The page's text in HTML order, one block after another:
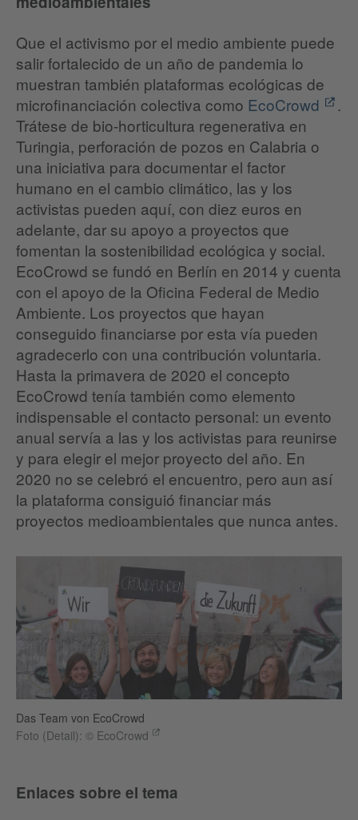
Que el activismo por el medio ambiente puede
salir fortalecido de un año de pandemia lo
muestran también plataformas ecológicas de
microfinanciación colectiva como EcoCrowd
.
Trátese de bio-horticultura regenerativa en
Turingia, perforación de pozos en Calabria o
una iniciativa para documentar el factor
humano en el cambio climático, las y los
activistas pueden aquí, con diez euros en
adelante, dar su apoyo a proyectos que
fomentan la sostenibilidad ecológica y social.
EcoCrowd se fundó en Berlín en 2014 y cuenta
con el apoyo de la Oficina Federal de Medio
Ambiente. Los proyectos que hayan
conseguido financiarse por esta vía pueden
agradecerlo con una contribución voluntaria.
Hasta la primavera de 2020 el concepto
EcoCrowd tenía también como elemento
indispensable el contacto personal: un evento
anual servía a las y los activistas para reunirse
y para elegir el mejor proyecto del año. En
2020 no se celebró el encuentro, pero aun así
la plataforma consiguió financiar más
proyectos medioambientales que nunca antes.
Das Team von EcoCrowd
Foto (Detail): © EcoCrowd
Enlaces sobre el tema